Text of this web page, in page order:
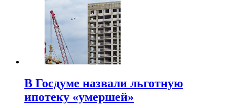
В Госдуме назвали льготную
ипотеку «умершей»